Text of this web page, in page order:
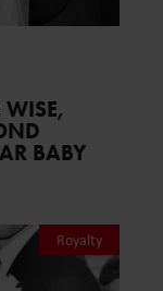
WISE,
BABY
Royalty